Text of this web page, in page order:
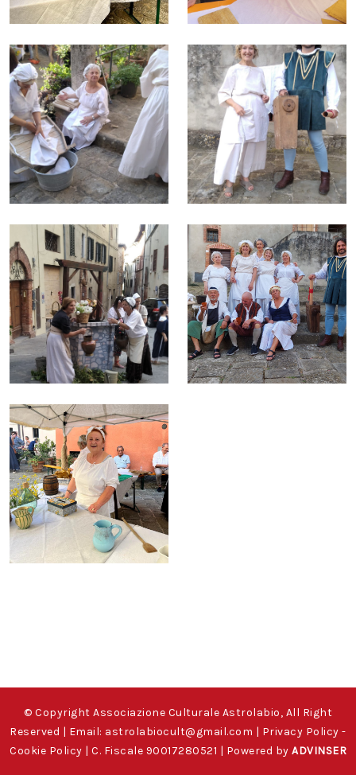
© Copyright Associazione Culturale Astrolabio, All Right
Reserved | Email: astrolabiocult@gmail.com | Privacy Policy -
Cookie Policy | C. Fiscale 90017280521 | Powered by ADVINSER